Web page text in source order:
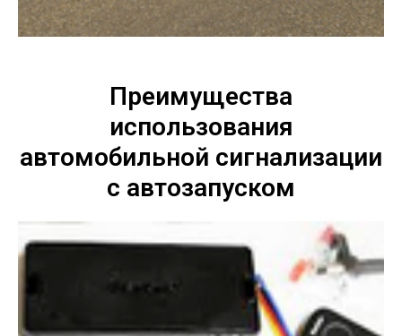
Преимущества
использования
автомобильной сигнализации
с автозапуском